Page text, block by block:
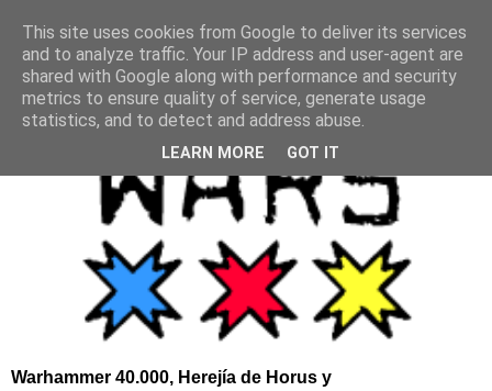
Warhammer 40.000, Herejía de Horus y
This site uses cookies from Google to deliver its services
and to analyze traffic. Your IP address and user-agent are
shared with Google along with performance and security
metrics to ensure quality of service, generate usage
statistics, and to detect and address abuse.
LEARN MORE GOT IT